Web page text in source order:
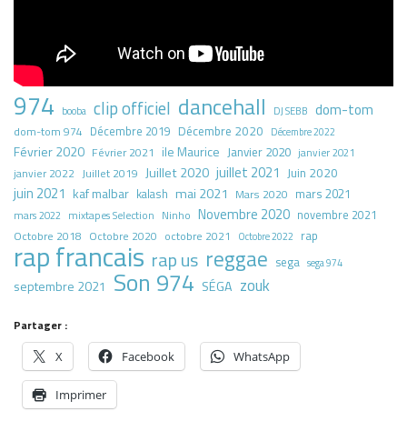
974 booba clip officiel dancehall DJ SEBB dom-tom
dom-tom 974 Décembre 2019 Décembre 2020 Décembre 2022
Février 2020 Février 2021 ile Maurice Janvier 2020 janvier 2021
janvier 2022 Juillet 2019 Juillet 2020 juillet 2021 Juin 2020
juin 2021 kaf malbar kalash mai 2021 Mars 2020 mars 2021
mars 2022 mixtapes Selection Ninho Novembre 2020 novembre 2021
Octobre 2018 Octobre 2020 octobre 2021 Octobre 2022 rap
rap francais rap us reggae sega sega 974
septembre 2021 Son 974 SÉGA zouk
Partager :
X Facebook WhatsApp
Imprimer